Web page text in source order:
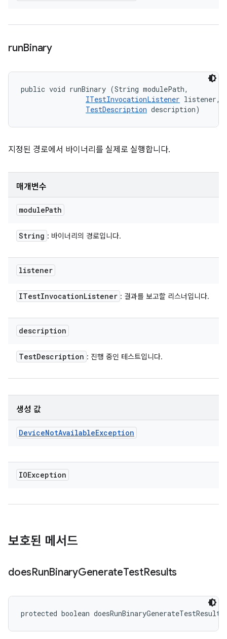
runBinary
public void runBinary (String modulePath,
ITestInvocationListener listener,
TestDescription description)
지정된 경로에서 바이너리를 실제로 실행합니다.
매개변수
modulePath
String : 바이너리의 경로입니다.
listener
ITestInvocationListener : 결과를 보고할 리스너입니다.
description
TestDescription : 진행 중인 테스트입니다.
생성 값
DeviceNotAvailableException
IOException
보호된 메서드
doesRunBinaryGenerateTestResults
protected boolean